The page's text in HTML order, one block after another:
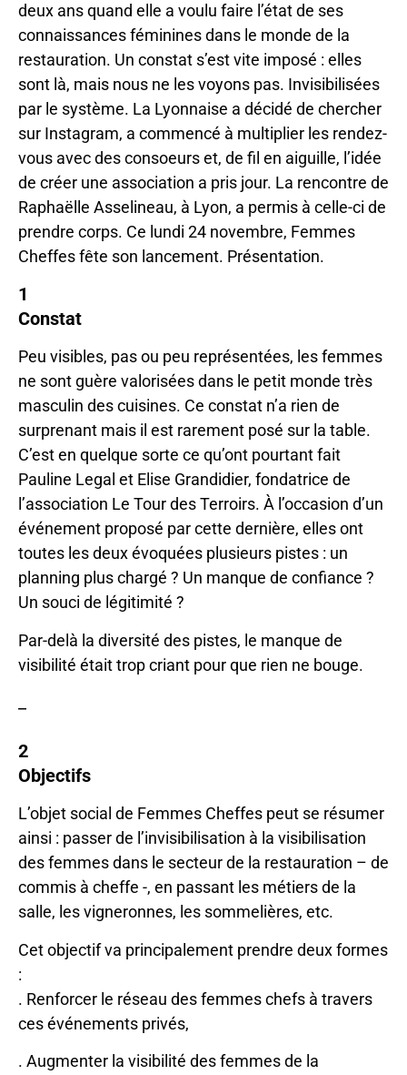
deux ans quand elle a voulu faire l’état de ses
connaissances féminines dans le monde de la
restauration. Un constat s’est vite imposé : elles
sont là, mais nous ne les voyons pas. Invisibilisées
par le système. La Lyonnaise a décidé de chercher
sur Instagram, a commencé à multiplier les rendez-
vous avec des consoeurs et, de fil en aiguille, l’idée
de créer une association a pris jour. La rencontre de
Raphaëlle Asselineau, à Lyon, a permis à celle-ci de
prendre corps. Ce lundi 24 novembre, Femmes
Cheffes fête son lancement. Présentation.
1
Constat
Peu visibles, pas ou peu représentées, les femmes
ne sont guère valorisées dans le petit monde très
masculin des cuisines. Ce constat n’a rien de
surprenant mais il est rarement posé sur la table.
C’est en quelque sorte ce qu’ont pourtant fait
Pauline Legal et Elise Grandidier, fondatrice de
l’association Le Tour des Terroirs. À l’occasion d’un
événement proposé par cette dernière, elles ont
toutes les deux évoquées plusieurs pistes : un
planning plus chargé ? Un manque de confiance ?
Un souci de légitimité ?
Par-delà la diversité des pistes, le manque de
visibilité était trop criant pour que rien ne bouge.
2
Objectifs
L’objet social de Femmes Cheffes peut se résumer
ainsi : passer de l’invisibilisation à la visibilisation
des femmes dans le secteur de la restauration – de
commis à cheffe -, en passant les métiers de la
salle, les vigneronnes, les sommelières, etc.
Cet objectif va principalement prendre deux formes
:
. Renforcer le réseau des femmes chefs à travers
ces événements privés,
. Augmenter la visibilité des femmes de la